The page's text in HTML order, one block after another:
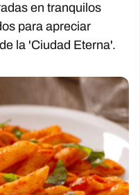
en tranquilos
para apreciar
la 'Ciudad Eterna'.